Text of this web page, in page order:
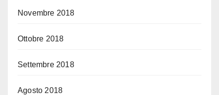
Novembre 2018
Ottobre 2018
Settembre 2018
Agosto 2018